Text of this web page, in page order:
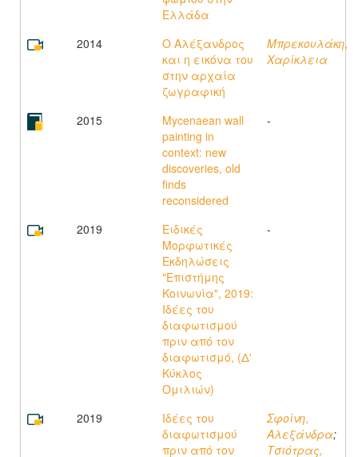
Ελλάδα
2014
Ο Αλέξανδρος
και η εικόνα του
στην αρχαία
ζωγραφική
Μπρεκουλάκη,
Χαρίκλεια
2015
Mycenaean wall
painting in
context: new
discoveries, old
finds
reconsidered
-
2019
Ειδικές
Μορφωτικές
Εκδηλώσεις
"Επιστήμης
Κοινωνία", 2019:
Ιδέες του
διαφωτισμού
πριν από τον
διαφωτισμό, (Δ'
Κύκλος
Ομιλιών)
-
2019
Ιδέες του
διαφωτισμού
πριν από τον
Σφοίνη,
Αλεξάνδρα;
Τσιότρας,